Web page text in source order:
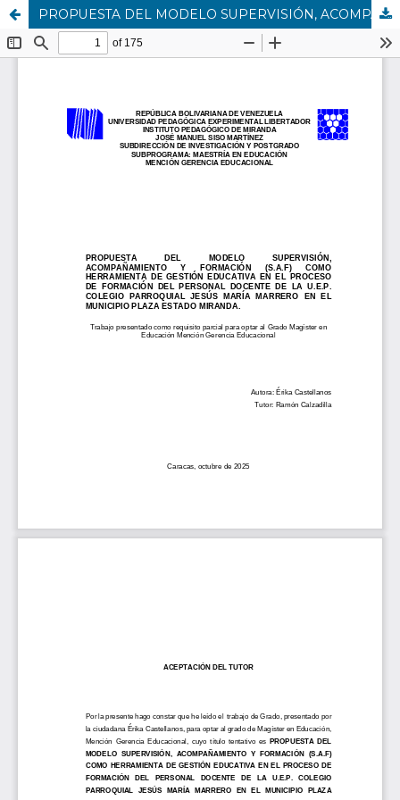
PROPUESTA DEL MODELO SUPERVISIÓN, ACOMPAÑAMIENTO Y FORMACIÓN (S.A.F) COMO HERRAMIENTA DE GESTIÓN EDUCATIVA EN EL PROCESO DE FORMACIÓN DEL PERSONAL DOCENTE DE LA U.E.P. COLEGIO PARROQUIAL JESÚS MARÍA MARRERO EN EL MUNICIPIO PLAZA ESTADO MIRANDA.